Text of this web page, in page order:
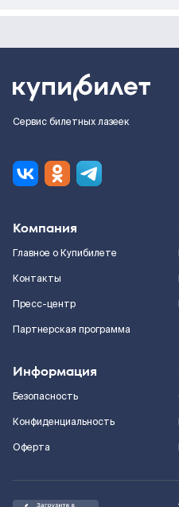
Сервис билетных лазеек
Компания
Главное о Купибилете
Контакты
Пресс-центр
Партнерская программа
Информация
Безопасность
Конфиденциальность
Оферта